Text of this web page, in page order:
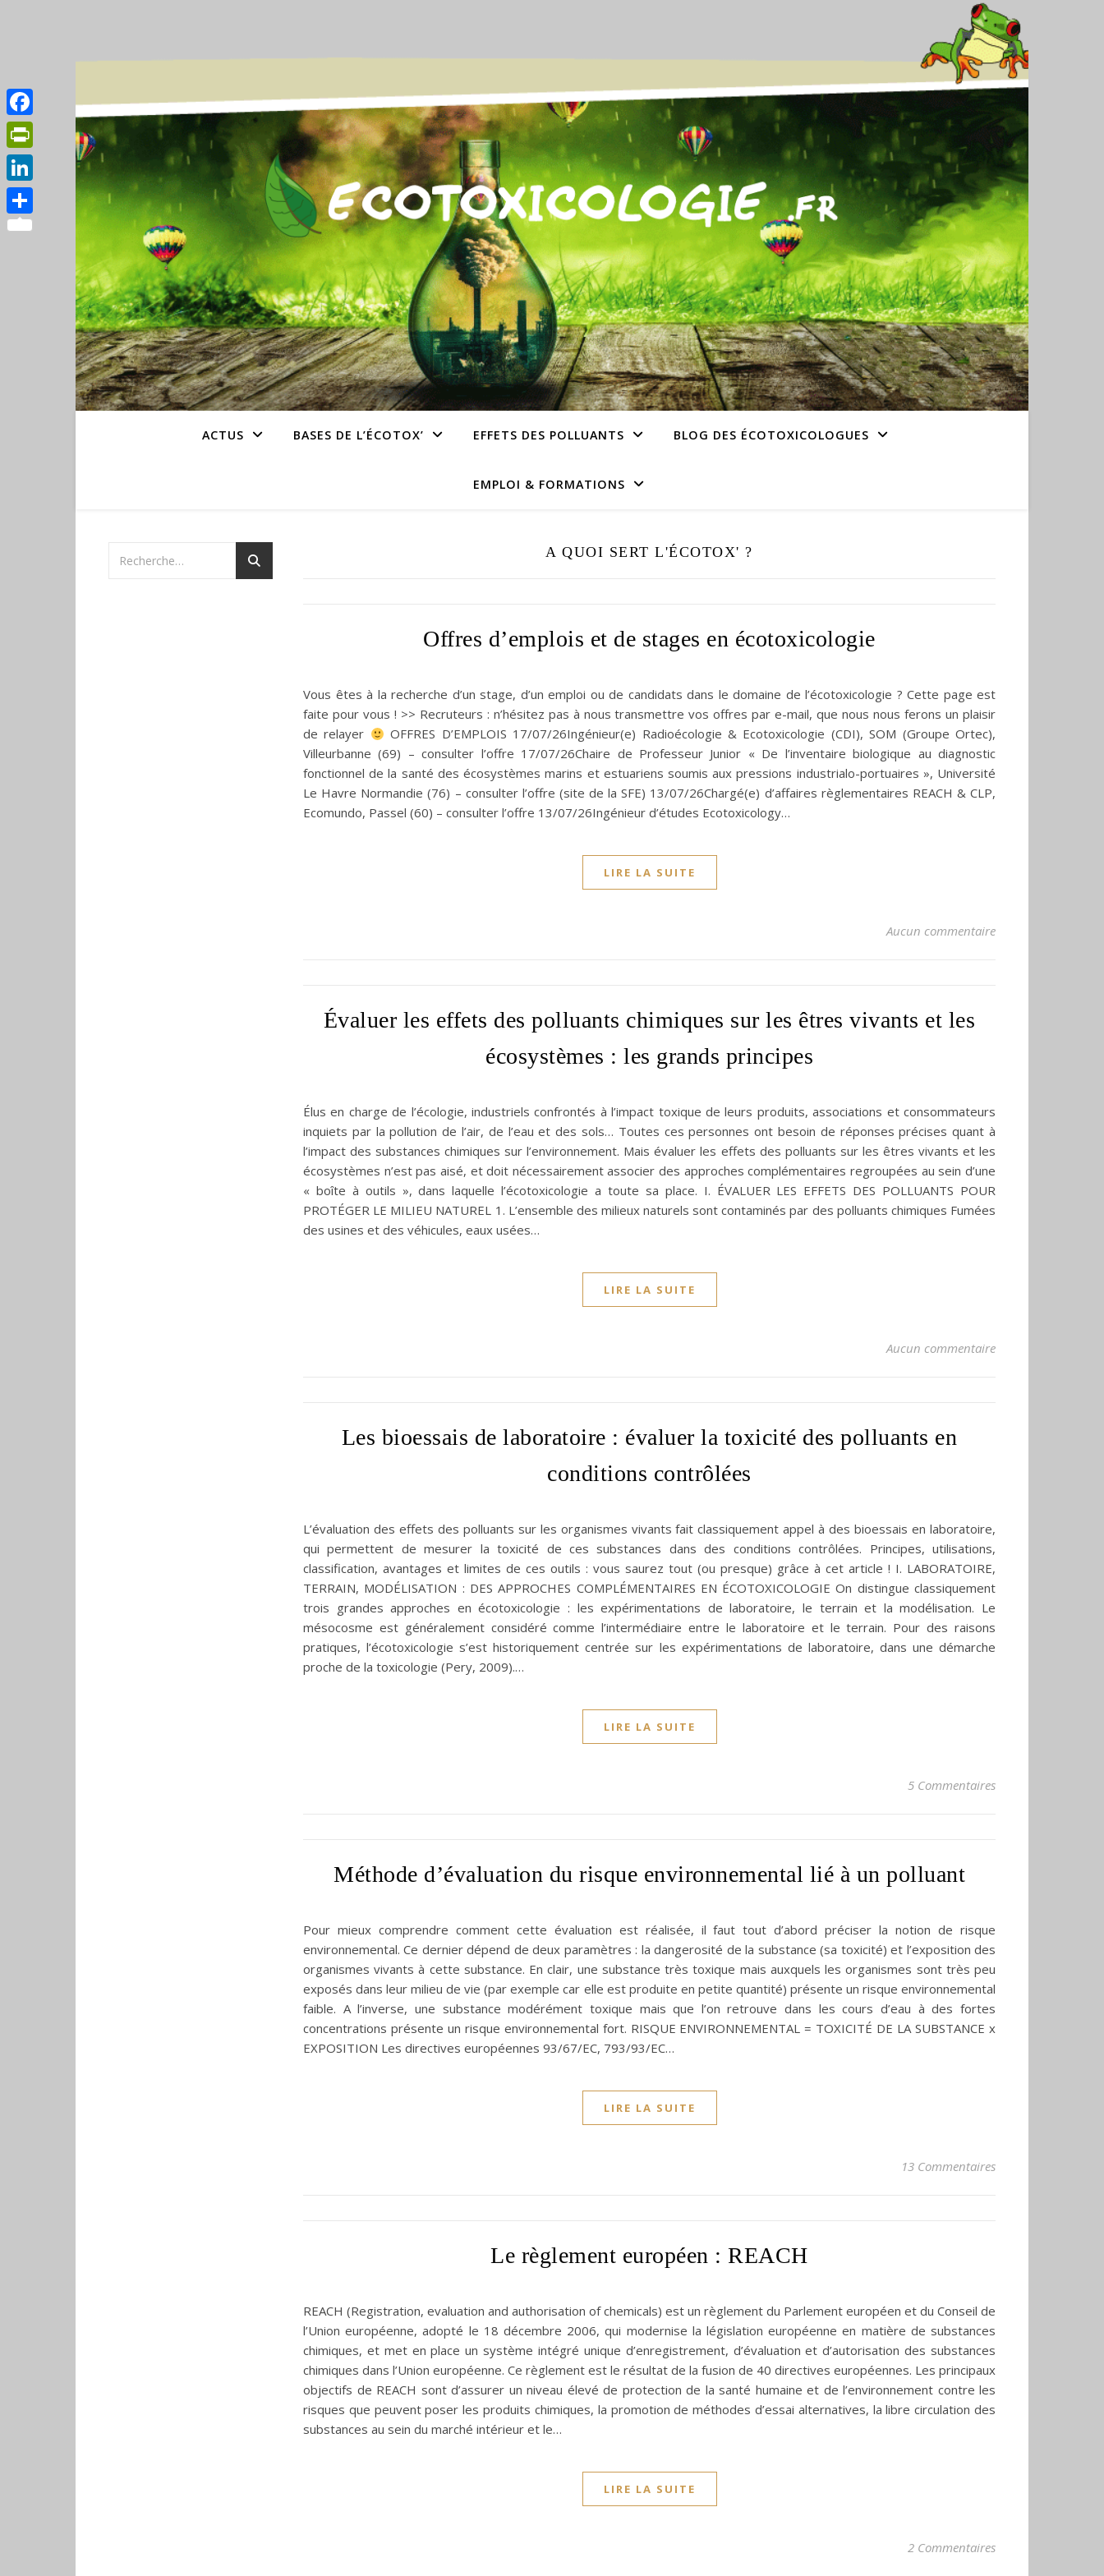
ACTUS BASES DE L’ÉCOTOX’ EFFETS DES POLLUANTS BLOG DES ÉCOTOXICOLOGUES
EMPLOI & FORMATIONS
A QUOI SERT L'ÉCOTOX' ?
Offres d’emplois et de stages en écotoxicologie
Vous êtes à la recherche d’un stage, d’un emploi ou de candidats dans le domaine de l’écotoxicologie ? Cette page est
faite pour vous ! >> Recruteurs : n’hésitez pas à nous transmettre vos offres par e-mail, que nous nous ferons un plaisir
de relayer
OFFRES D’EMPLOIS 17/07/26Ingénieur(e) Radioécologie & Ecotoxicologie (CDI), SOM (Groupe Ortec),
Villeurbanne (69) – consulter l’offre 17/07/26Chaire de Professeur Junior « De l’inventaire biologique au diagnostic
fonctionnel de la santé des écosystèmes marins et estuariens soumis aux pressions industrialo-portuaires », Université
Le Havre Normandie (76) – consulter l’offre (site de la SFE) 13/07/26Chargé(e) d’affaires règlementaires REACH & CLP,
Ecomundo, Passel (60) – consulter l’offre 13/07/26Ingénieur d’études Ecotoxicology…
LIRE LA SUITE
Aucun commentaire
Évaluer les effets des polluants chimiques sur les êtres vivants et les
écosystèmes : les grands principes
Élus en charge de l’écologie, industriels confrontés à l’impact toxique de leurs produits, associations et consommateurs
inquiets par la pollution de l’air, de l’eau et des sols… Toutes ces personnes ont besoin de réponses précises quant à
l’impact des substances chimiques sur l’environnement. Mais évaluer les effets des polluants sur les êtres vivants et les
écosystèmes n’est pas aisé, et doit nécessairement associer des approches complémentaires regroupées au sein d’une
« boîte à outils », dans laquelle l’écotoxicologie a toute sa place. I. ÉVALUER LES EFFETS DES POLLUANTS POUR
PROTÉGER LE MILIEU NATUREL 1. L’ensemble des milieux naturels sont contaminés par des polluants chimiques Fumées
des usines et des véhicules, eaux usées…
LIRE LA SUITE
Aucun commentaire
Les bioessais de laboratoire : évaluer la toxicité des polluants en
conditions contrôlées
L’évaluation des effets des polluants sur les organismes vivants fait classiquement appel à des bioessais en laboratoire,
qui permettent de mesurer la toxicité de ces substances dans des conditions contrôlées. Principes, utilisations,
classification, avantages et limites de ces outils : vous saurez tout (ou presque) grâce à cet article ! I. LABORATOIRE,
TERRAIN, MODÉLISATION : DES APPROCHES COMPLÉMENTAIRES EN ÉCOTOXICOLOGIE On distingue classiquement
trois grandes approches en écotoxicologie : les expérimentations de laboratoire, le terrain et la modélisation. Le
mésocosme est généralement considéré comme l’intermédiaire entre le laboratoire et le terrain. Pour des raisons
pratiques, l’écotoxicologie s’est historiquement centrée sur les expérimentations de laboratoire, dans une démarche
proche de la toxicologie (Pery, 2009).…
LIRE LA SUITE
5 Commentaires
Méthode d’évaluation du risque environnemental lié à un polluant
Pour mieux comprendre comment cette évaluation est réalisée, il faut tout d’abord préciser la notion de risque
environnemental. Ce dernier dépend de deux paramètres : la dangerosité de la substance (sa toxicité) et l’exposition des
organismes vivants à cette substance. En clair, une substance très toxique mais auxquels les organismes sont très peu
exposés dans leur milieu de vie (par exemple car elle est produite en petite quantité) présente un risque environnemental
faible. A l’inverse, une substance modérément toxique mais que l’on retrouve dans les cours d’eau à des fortes
concentrations présente un risque environnemental fort. RISQUE ENVIRONNEMENTAL = TOXICITÉ DE LA SUBSTANCE x
EXPOSITION Les directives européennes 93/67/EC, 793/93/EC…
LIRE LA SUITE
13 Commentaires
Le règlement européen : REACH
REACH (Registration, evaluation and authorisation of chemicals) est un règlement du Parlement européen et du Conseil de
l’Union européenne, adopté le 18 décembre 2006, qui modernise la législation européenne en matière de substances
chimiques, et met en place un système intégré unique d’enregistrement, d’évaluation et d’autorisation des substances
chimiques dans l’Union européenne. Ce règlement est le résultat de la fusion de 40 directives européennes. Les principaux
objectifs de REACH sont d’assurer un niveau élevé de protection de la santé humaine et de l’environnement contre les
risques que peuvent poser les produits chimiques, la promotion de méthodes d’essai alternatives, la libre circulation des
substances au sein du marché intérieur et le…
LIRE LA SUITE
2 Commentaires
Facebook
PrintFriendly
LinkedIn
Partager